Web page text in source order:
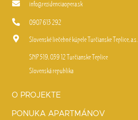
info@rezidenciaopera.sk
0907 613 292
Slovenské liečebné kúpele Turčianske Teplice, a.s.
SNP 519, 039 12 Turčianske Teplice
Slovenská republika
O PROJEKTE
PONUKA APARTMÁNOV